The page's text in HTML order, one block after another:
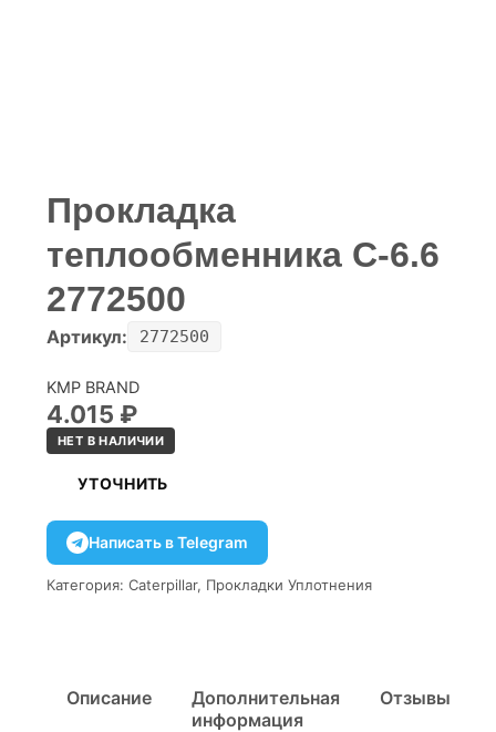
Прокладка
теплообменника C-6.6
2772500
Артикул: 2772500
KMP BRAND
4.015 ₽
НЕТ В НАЛИЧИИ
УТОЧНИТЬ
Написать в Telegram
Категория: Caterpillar, Прокладки Уплотнения
Описание
Дополнительная
информация
Отзывы